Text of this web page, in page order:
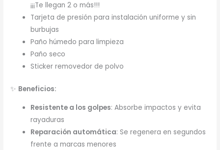
¡¡¡Te llegan 2 o más!!!
Tarjeta de presión para instalación uniforme y sin
burbujas
Paño húmedo para limpieza
Paño seco
Sticker removedor de polvo
✨ Beneficios:
Resistente a los golpes: Absorbe impactos y evita
rayaduras
Reparación automática: Se regenera en segundos
frente a marcas menores